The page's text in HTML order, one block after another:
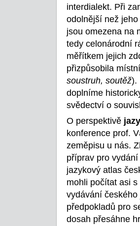
interdialekt. Při
odolnější než
jsou omezena na
tedy celonárodní
měřítkem jejich
přizpůsobila
soustruh, soutěž).
doplníme
svědectví o
O perspektivě
konference prof.
zeměpisu u nás.
příprav pro
jazykový atlas
mohli počítat asi
vydávání
předpokladů pro
dosah přesáhne